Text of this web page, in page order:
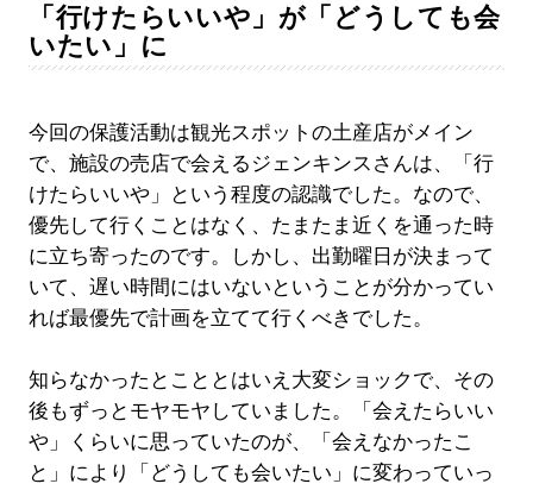
「行けたらいいや」が「どうしても会
いたい」に
今回の保護活動は観光スポットの土産店がメイン
で、施設の売店で会えるジェンキンスさんは、「行
けたらいいや」という程度の認識でした。なので、
優先して行くことはなく、たまたま近くを通った時
に立ち寄ったのです。しかし、出勤曜日が決まって
いて、遅い時間にはいないということが分かってい
れば最優先で計画を立てて行くべきでした。
知らなかったとこととはいえ大変ショックで、その
後もずっとモヤモヤしていました。「会えたらいい
や」くらいに思っていたのが、「会えなかったこ
と」により「どうしても会いたい」に変わっていっ